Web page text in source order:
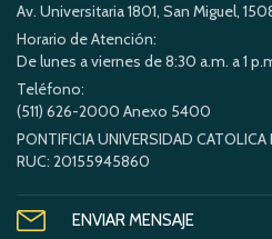
Av. Universitaria 1801, San Miguel,
Horario de Atención:
De lunes a viernes de 8:30 a.m. a 1
Teléfono:
(511) 626-2000 Anexo 5400
PONTIFICIA UNIVERSIDAD CATOLICA
RUC: 20155945860
ENVIAR MENSAJE